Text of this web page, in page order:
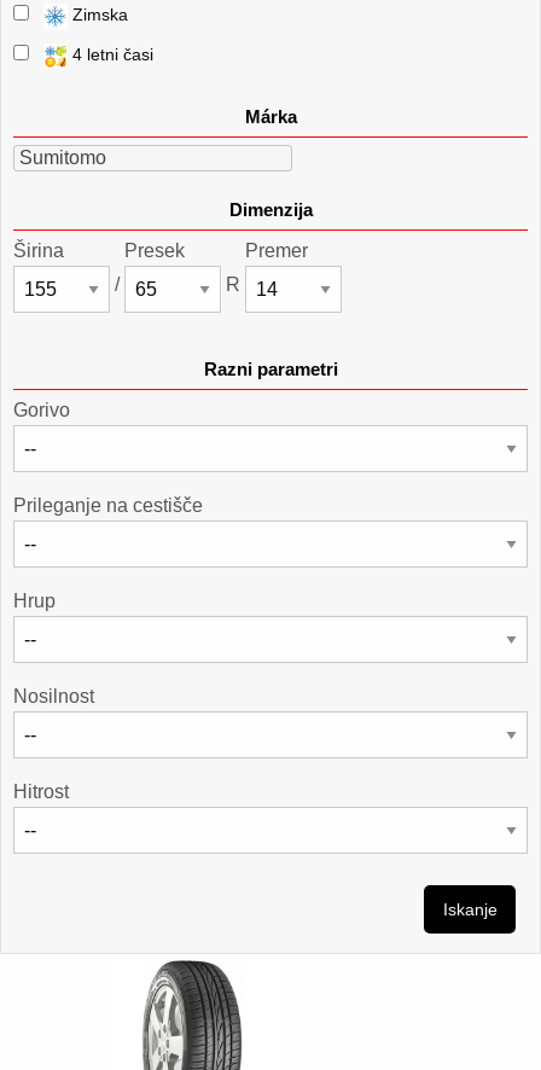
Zimska
4 letni časi
Márka
Sumitomo
Dimenzija
Širina
/
Presek
R
Premer
Razni parametri
Gorivo
Prileganje na cestišče
Hrup
Nosilnost
Hitrost
Iskanje